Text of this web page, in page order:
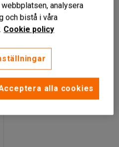
Sortera
analysera
och bistå i våra
Cookie policy
alla cookies